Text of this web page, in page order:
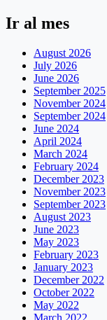
Ir al mes
August 2026
July 2026
June 2026
September 2025
November 2024
September 2024
June 2024
April 2024
March 2024
February 2024
December 2023
November 2023
September 2023
August 2023
June 2023
May 2023
February 2023
January 2023
December 2022
October 2022
May 2022
March 2022